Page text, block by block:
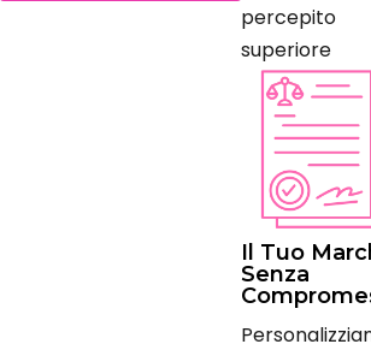
percepito
superiore
Il Tuo
Senza